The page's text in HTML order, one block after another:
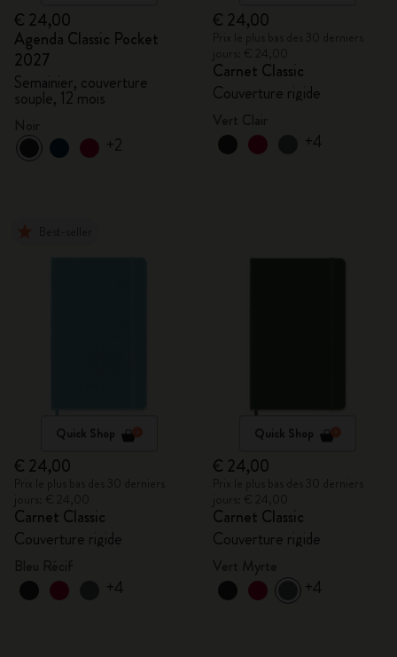
€ 24,00
Agenda Classic Pocket
2027
Semainier, couverture
souple, 12 mois
+2
€ 24,00
Carnet Classic
Couverture rigide
+4
Quick Shop
€ 24,00
Carnet Classic
Couverture rigide
+4
Quick Shop
€ 24,00
Carnet Classic
Couverture rigide
+4